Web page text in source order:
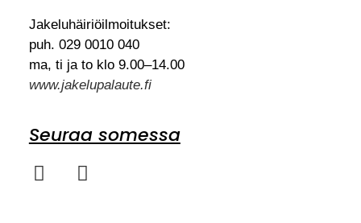
Jakeluhäiriöilmoitukset:
puh. 029 0010 040
ma, ti ja to klo 9.00–14.00
www.jakelupalaute.fi
Seuraa somessa